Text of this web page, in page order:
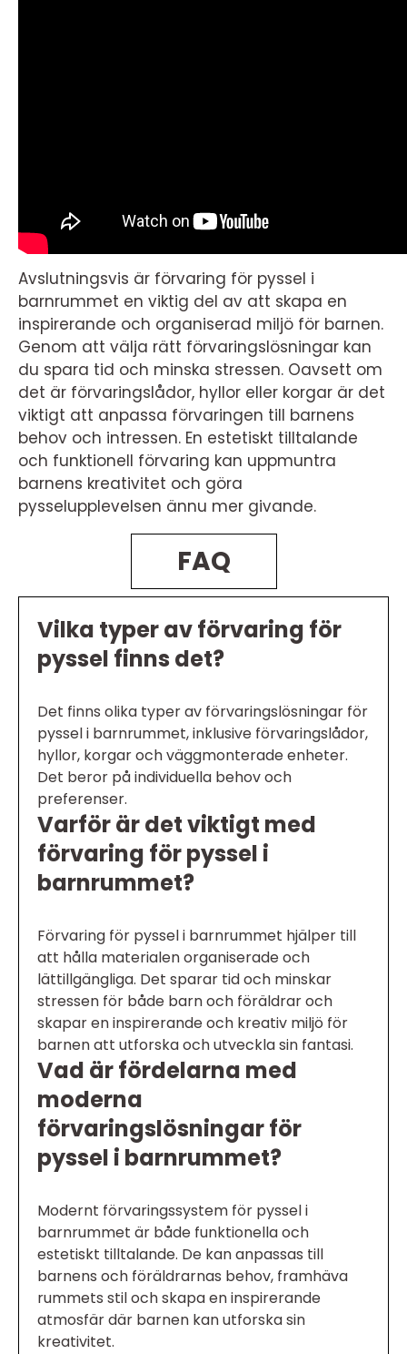
Avslutningsvis är förvaring för pyssel i
barnrummet en viktig del av att skapa en
inspirerande och organiserad miljö för barnen.
Genom att välja rätt förvaringslösningar kan
du spara tid och minska stressen. Oavsett om
det är förvaringslådor, hyllor eller korgar är det
viktigt att anpassa förvaringen till barnens
behov och intressen. En estetiskt tilltalande
och funktionell förvaring kan uppmuntra
barnens kreativitet och göra
pysselupplevelsen ännu mer givande.
FAQ
Vilka typer av förvaring för
pyssel finns det?
Det finns olika typer av förvaringslösningar för
pyssel i barnrummet, inklusive förvaringslådor,
hyllor, korgar och väggmonterade enheter.
Det beror på individuella behov och
preferenser.
Varför är det viktigt med
förvaring för pyssel i
barnrummet?
Förvaring för pyssel i barnrummet hjälper till
att hålla materialen organiserade och
lättillgängliga. Det sparar tid och minskar
stressen för både barn och föräldrar och
skapar en inspirerande och kreativ miljö för
barnen att utforska och utveckla sin fantasi.
Vad är fördelarna med
moderna
förvaringslösningar för
pyssel i barnrummet?
Modernt förvaringssystem för pyssel i
barnrummet är både funktionella och
estetiskt tilltalande. De kan anpassas till
barnens och föräldrarnas behov, framhäva
rummets stil och skapa en inspirerande
atmosfär där barnen kan utforska sin
kreativitet.